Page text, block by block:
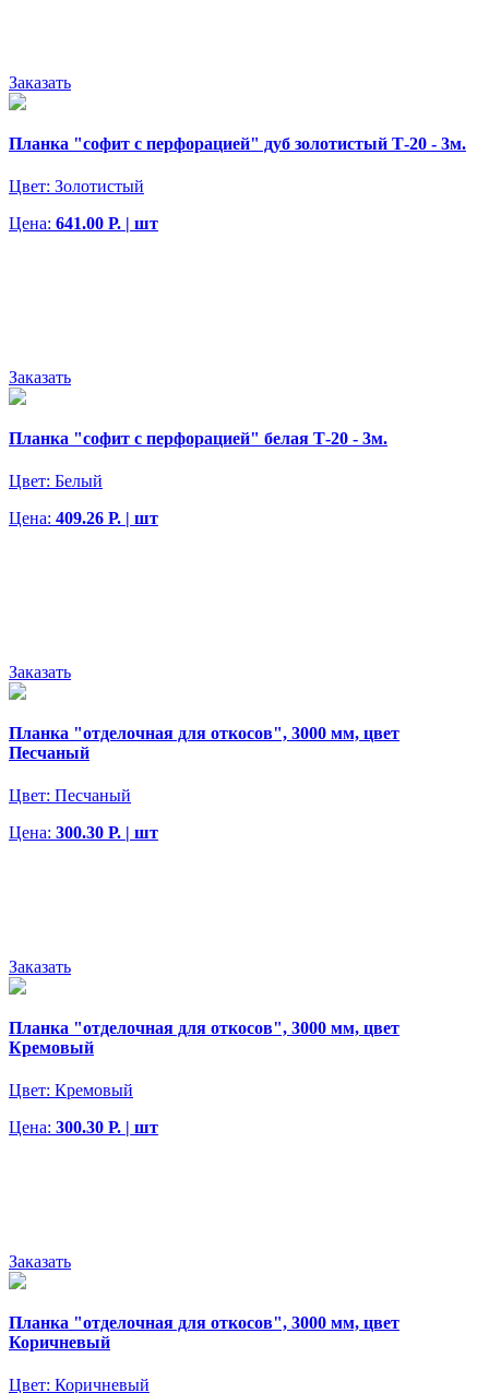
Заказать
Планка "софит с перфорацией" дуб золотистый Т-20 - 3м.
Цвет: Золотистый
Цена: 641.00 Р. | шт
Заказать
Планка "софит с перфорацией" белая Т-20 - 3м.
Цвет: Белый
Цена: 409.26 Р. | шт
Заказать
Планка "отделочная для откосов", 3000 мм, цвет
Песчаный
Цвет: Песчаный
Цена: 300.30 Р. | шт
Заказать
Планка "отделочная для откосов", 3000 мм, цвет
Кремовый
Цвет: Кремовый
Цена: 300.30 Р. | шт
Заказать
Планка "отделочная для откосов", 3000 мм, цвет
Коричневый
Цвет: Коричневый